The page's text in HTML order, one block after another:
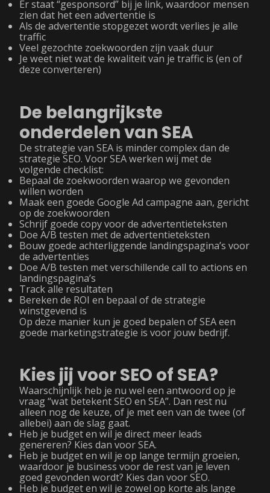
Er staat “gesponsord” bij je link, waardoor mensen
zien dat het een advertentie is
Als de advertentie stopgezet wordt verlies je alle
traffic
Veel gezochte zoekwoorden zijn vaak duur
Je weet niet wat de kwaliteit van je traffic is (en of
deze converteren)
De belangrijkste
onderdelen van SEA
De strategie van SEA is minder complex dan de
strategie SEO. Voor SEA werken wij met de
volgende checklist:
Bepaal de zoekwoorden waarop we gevonden
willen worden
Maak een goede Google Ad campagne aan, gericht
op de zoekwoorden
Schrijf goede copy voor de advertentieteksten
Doe A/B testen met de advertentieteksten
Bouw goede achterliggende landingspagina’s voor
de advertenties
Doe A/B testen met verschillende call to actions en
landingspagina’s
Track alle resultaten
Bereken de ROI en bepaal of de strategie
winstgevend is
Op deze manier kun je goed bepalen of SEA een
goede marketingstrategie is voor jouw bedrijf.
Kies jij voor SEO of SEA?
Waarschijnlijk heb je nu wel een antwoord op je
vraag “wat betekent SEO en SEA”. Dan rest nu
alleen nog de keuze, of je met een van de twee (of
allebei) aan de slag gaat.
Heb je budget en wil je direct meer leads
genereren? Kies dan voor SEA.
Heb je budget en wil je op lange termijn groeien,
waardoor je business voor de rest van je leven
goed gevonden wordt? Kies dan voor SEO.
Heb je budget en wil je zowel op korte als lange